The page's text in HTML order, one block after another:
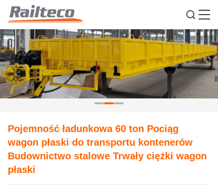
Pojemność ładunkowa 60 ton Pociąg
wagon płaski do transportu kontenerów
Budownictwo stalowe Trwały ciężki wagon
płaski